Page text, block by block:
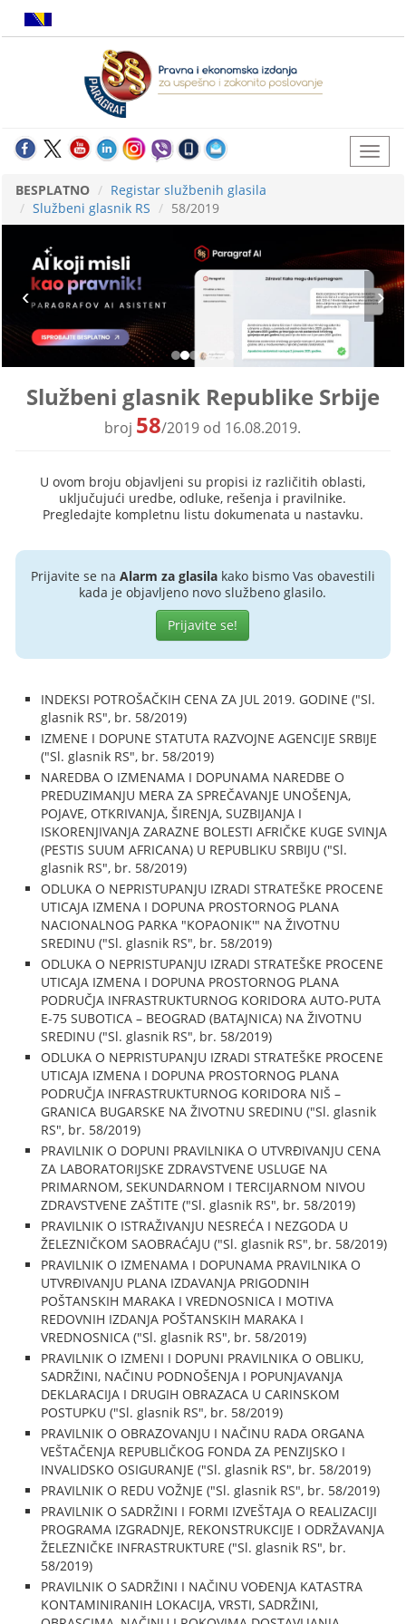
BESPLATNO
Registar službenih glasila
Službeni glasnik RS
58/2019
Službeni glasnik Republike Srbije
broj 58/2019 od 16.08.2019.
U ovom broju objavljeni su propisi iz različitih oblasti,
uključujući uredbe, odluke, rešenja i pravilnike.
Pregledajte kompletnu listu dokumenata u nastavku.
Prijavite se na Alarm za glasilakako bismo Vas obavestili
kada je objavljeno novo službeno glasilo.
Prijavite se!
INDEKSI POTROŠAČKIH CENA ZA JUL 2019. GODINE ("Sl.
glasnik RS", br. 58/2019)
IZMENE I DOPUNE STATUTA RAZVOJNE AGENCIJE SRBIJE
("Sl. glasnik RS", br. 58/2019)
NAREDBA O IZMENAMA I DOPUNAMA NAREDBE O
PREDUZIMANJU MERA ZA SPREČAVANJE UNOŠENJA,
POJAVE, OTKRIVANJA, ŠIRENJA, SUZBIJANJA I
ISKORENJIVANJA ZARAZNE BOLESTI AFRIČKE KUGE SVINJA
(PESTIS SUUM AFRICANA) U REPUBLIKU SRBIJU ("Sl.
glasnik RS", br. 58/2019)
ODLUKA O NEPRISTUPANJU IZRADI STRATEŠKE PROCENE
UTICAJA IZMENA I DOPUNA PROSTORNOG PLANA
NACIONALNOG PARKA "KOPAONIK'" NA ŽIVOTNU
SREDINU ("Sl. glasnik RS", br. 58/2019)
ODLUKA O NEPRISTUPANJU IZRADI STRATEŠKE PROCENE
UTICAJA IZMENA I DOPUNA PROSTORNOG PLANA
PODRUČJA INFRASTRUKTURNOG KORIDORA AUTO-PUTA
E-75 SUBOTICA – BEOGRAD (BATAJNICA) NA ŽIVOTNU
SREDINU ("Sl. glasnik RS", br. 58/2019)
ODLUKA O NEPRISTUPANJU IZRADI STRATEŠKE PROCENE
UTICAJA IZMENA I DOPUNA PROSTORNOG PLANA
PODRUČJA INFRASTRUKTURNOG KORIDORA NIŠ –
GRANICA BUGARSKE NA ŽIVOTNU SREDINU ("Sl. glasnik
RS", br. 58/2019)
PRAVILNIK O DOPUNI PRAVILNIKA O UTVRĐIVANJU CENA
ZA LABORATORIJSKE ZDRAVSTVENE USLUGE NA
PRIMARNOM, SEKUNDARNOM I TERCIJARNOM NIVOU
ZDRAVSTVENE ZAŠTITE ("Sl. glasnik RS", br. 58/2019)
PRAVILNIK O ISTRAŽIVANJU NESREĆA I NEZGODA U
ŽELEZNIČKOM SAOBRAĆAJU ("Sl. glasnik RS", br. 58/2019)
PRAVILNIK O IZMENAMA I DOPUNAMA PRAVILNIKA O
UTVRĐIVANJU PLANA IZDAVANJA PRIGODNIH
POŠTANSKIH MARAKA I VREDNOSNICA I MOTIVA
REDOVNIH IZDANJA POŠTANSKIH MARAKA I
VREDNOSNICA ("Sl. glasnik RS", br. 58/2019)
PRAVILNIK O IZMENI I DOPUNI PRAVILNIKA O OBLIKU,
SADRŽINI, NAČINU PODNOŠENJA I POPUNJAVANJA
DEKLARACIJA I DRUGIH OBRAZACA U CARINSKOM
POSTUPKU ("Sl. glasnik RS", br. 58/2019)
PRAVILNIK O OBRAZOVANJU I NAČINU RADA ORGANA
VEŠTAČENJA REPUBLIČKOG FONDA ZA PENZIJSKO I
INVALIDSKO OSIGURANJE ("Sl. glasnik RS", br. 58/2019)
PRAVILNIK O REDU VOŽNJE ("Sl. glasnik RS", br. 58/2019)
PRAVILNIK O SADRŽINI I FORMI IZVEŠTAJA O REALIZACIJI
PROGRAMA IZGRADNJE, REKONSTRUKCIJE I ODRŽAVANJA
ŽELEZNIČKE INFRASTRUKTURE ("Sl. glasnik RS", br.
58/2019)
PRAVILNIK O SADRŽINI I NAČINU VOĐENJA KATASTRA
KONTAMINIRANIH LOKACIJA, VRSTI, SADRŽINI,